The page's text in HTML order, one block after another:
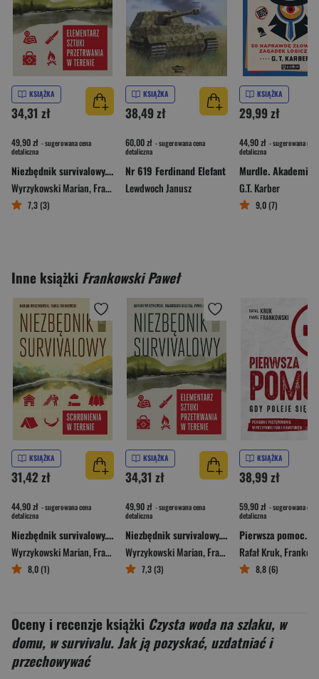
KSIĄŻKA
34,31 zł
49,90 zł - sugerowana cena
detaliczna
Niezbędnik survivalowy. Elementarz sztuki przetrwania w terenie
Wyrzykowski Marian,Frankowski Paweł , Małgorzata Galecka
7,3 (3)
KSIĄŻKA
38,49 zł
60,00 zł - sugerowana cena
detaliczna
Nr 619 Ferdinand Elefant
Lewdwoch Janusz
KSIĄŻKA
29,99 zł
44,90 zł - sugerowana cena
detaliczna
G.T. Karber
9,0 (7)
Inne książki Frankowski Paweł
KSIĄŻKA
31,42 zł
44,90 zł - sugerowana cena
detaliczna
Niezbędnik survivalowy. Schronienia w terenie
Wyrzykowski Marian,Frankowski Paweł
8,0 (1)
KSIĄŻKA
34,31 zł
49,90 zł - sugerowana cena
detaliczna
Niezbędnik survivalowy. Elementarz sztuki przetrwania w terenie
Wyrzykowski Marian,Frankowski Paweł ,
7,3 (3)
KSIĄŻKA
38,99 zł
59,90 zł - sugerowana cena
detaliczna
Rafał Kruk,Frankowski
8,8 (6)
Oceny i recenzje książki Czysta woda na szlaku, w
domu, w survivalu. Jak ją pozyskać, uzdatniać i
przechowywać